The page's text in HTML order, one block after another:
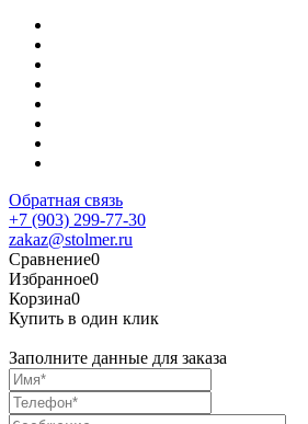
Обратная связь
+7 (903) 299-77-30
zakaz@stolmer.ru
Сравнение0
Избранное0
Корзина0
Купить в один клик
Заполните данные для заказа